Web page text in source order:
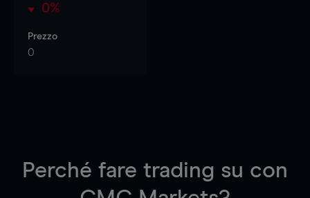
0%
Prezzo
0
Perché fare trading su con